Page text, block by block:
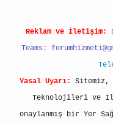
Reklam ve İletişim:
Teams:
Yasal Uyarı:
Sitemiz,
Teknolojileri ve
onaylanmış bir Yer